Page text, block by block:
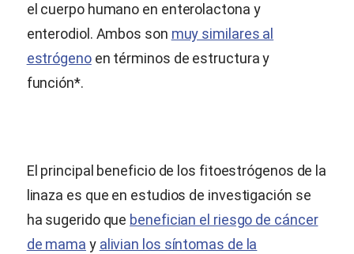
el cuerpo humano en enterolactona y
enterodiol. Ambos son muy similares al
estrógenoen términos de estructura y
función*.
El principal beneficio de los fitoestrógenos de la
linaza es que en estudios de investigación se
ha sugerido que benefician el riesgo de cáncer
de mama y alivian los síntomas de la